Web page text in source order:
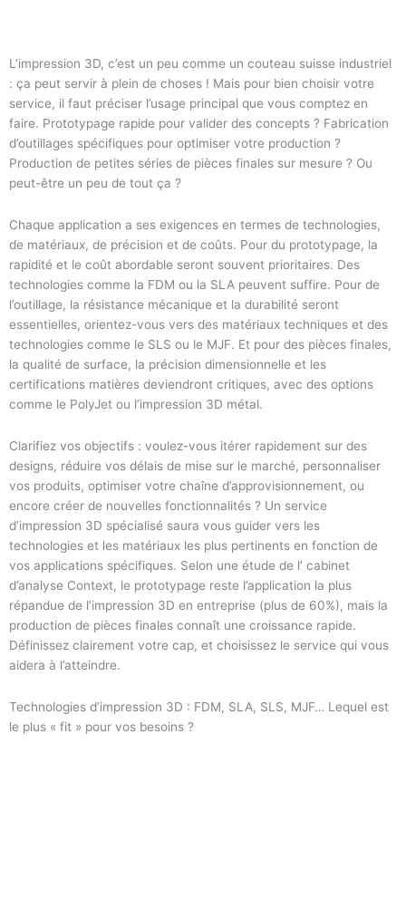
L’impression 3D, c’est un peu comme un couteau suisse industriel
: ça peut servir à plein de choses ! Mais pour bien choisir votre
service, il faut préciser l’usage principal que vous comptez en
faire. Prototypage rapide pour valider des concepts ? Fabrication
d’outillages spécifiques pour optimiser votre production ?
Production de petites séries de pièces finales sur mesure ? Ou
peut-être un peu de tout ça ?
Chaque application a ses exigences en termes de technologies,
de matériaux, de précision et de coûts. Pour du prototypage, la
rapidité et le coût abordable seront souvent prioritaires. Des
technologies comme la FDM ou la SLA peuvent suffire. Pour de
l’outillage, la résistance mécanique et la durabilité seront
essentielles, orientez-vous vers des matériaux techniques et des
technologies comme le SLS ou le MJF. Et pour des pièces finales,
la qualité de surface, la précision dimensionnelle et les
certifications matières deviendront critiques, avec des options
comme le PolyJet ou l’impression 3D métal.
Clarifiez vos objectifs : voulez-vous itérer rapidement sur des
designs, réduire vos délais de mise sur le marché, personnaliser
vos produits, optimiser votre chaîne d’approvisionnement, ou
encore créer de nouvelles fonctionnalités ? Un service
d’impression 3D spécialisé saura vous guider vers les
technologies et les matériaux les plus pertinents en fonction de
vos applications spécifiques. Selon une étude de l’ cabinet
d’analyse Context, le prototypage reste l’application la plus
répandue de l’impression 3D en entreprise (plus de 60%), mais la
production de pièces finales connaît une croissance rapide.
Définissez clairement votre cap, et choisissez le service qui vous
aidera à l’atteindre.
Technologies d’impression 3D : FDM, SLA, SLS, MJF… Lequel est
le plus « fit » pour vos besoins ?